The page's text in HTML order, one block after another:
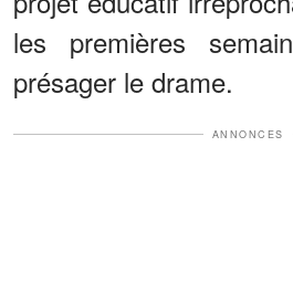
les premières
présager le drame.
ANNONCES